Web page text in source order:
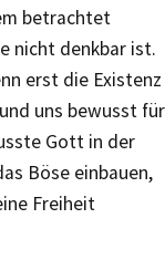
betrachtet
nicht denkbar ist.
erst die Existenz
uns bewusst für
Gott in der
Böse einbauen,
Freiheit